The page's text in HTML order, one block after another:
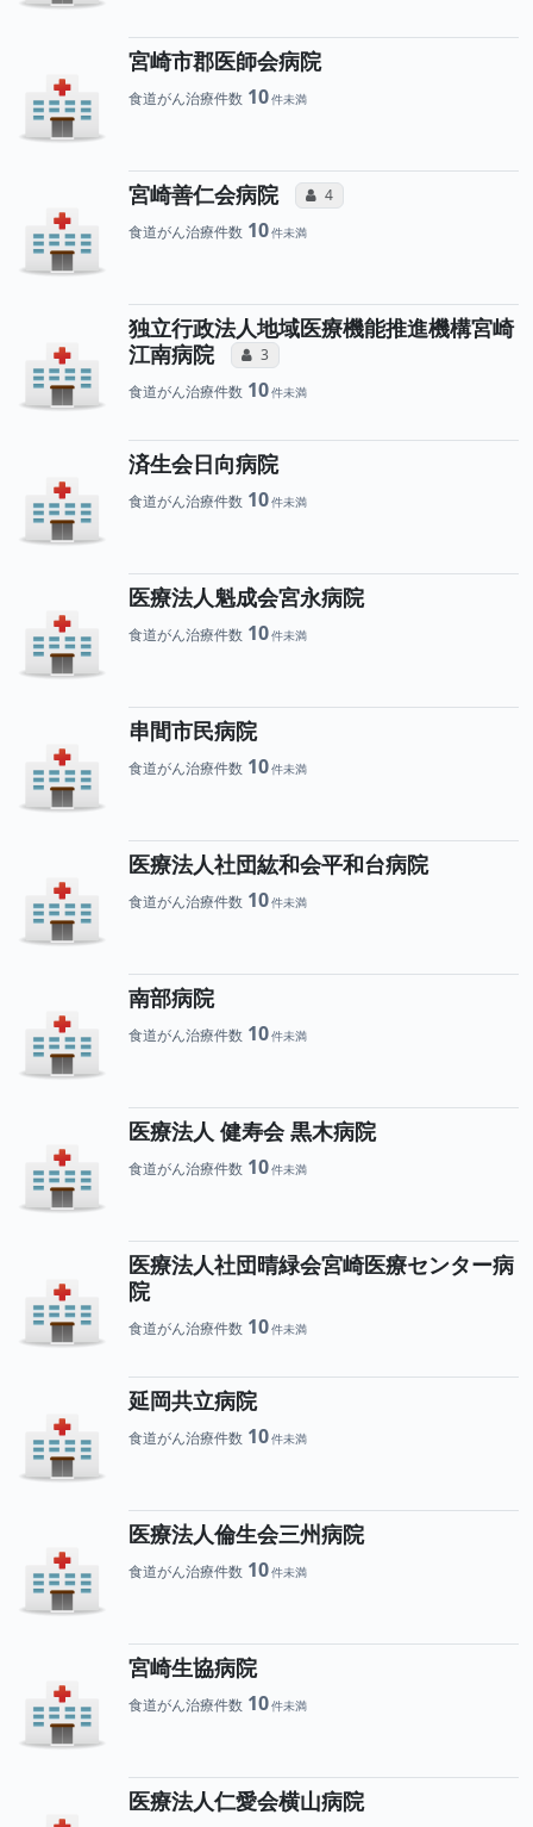
宮崎市郡医師会病院
食道がん治療件数 10
宮崎善仁会病院 コミュニケーション・タイプ（合
4 所属医師へのコミュ
食道がん治療件数 10
独立行政法人地域医療機能推進機構宮崎
江南病院
コミュニケーション・タイプ（合算）
3 所属医師へのコミュニケー
食道がん治療件数 10
済生会日向病院
食道がん治療件数 10
医療法人魁成会宮永病院
食道がん治療件数 10
串間市民病院
食道がん治療件数 10
医療法人社団紘和会平和台病院
食道がん治療件数 10
南部病院
食道がん治療件数 10
医療法人 健寿会 黒木病院
食道がん治療件数 10
医療法人社団晴緑会宮崎医療センター病
院
食道がん治療件数 10
延岡共立病院
食道がん治療件数 10
医療法人倫生会三州病院
食道がん治療件数 10
宮崎生協病院
食道がん治療件数 10
医療法人仁愛会横山病院